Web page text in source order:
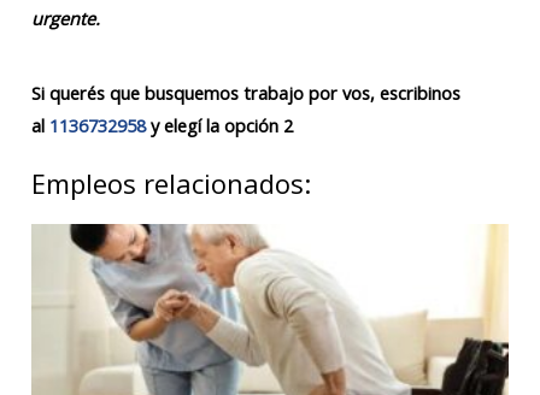
urgente.
Si querés que busquemos trabajo por vos, escribinos
al 1136732958y elegí la opción 2
Empleos relacionados: